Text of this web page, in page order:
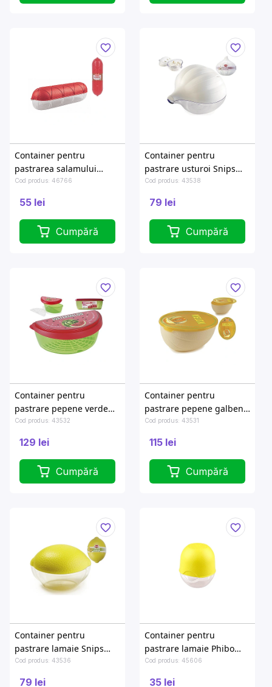
Container pentru
pastrarea salamului
Phibo D7cm, L25.8cm
Cod produs: 46766
55 lei
Cumpără
Container pentru
pastrare usturoi Snips
10.5X11X8cm
Cod produs: 43538
79 lei
Cumpără
Container pentru
pastrare pepene verde
Snips 3l 31.5X17X12cm
Cod produs: 43532
129 lei
Cumpără
Container pentru
pastrare pepene galben
Snips 2l 23.5X18.5X11cm
Cod produs: 43531
115 lei
Cumpără
Container pentru
pastrare lamaie Snips
12X9.5X9cm
Cod produs: 43536
79 lei
Container pentru
pastrare lamaie Phibo
D9cm, H10cm
Cod produs: 45606
35 lei